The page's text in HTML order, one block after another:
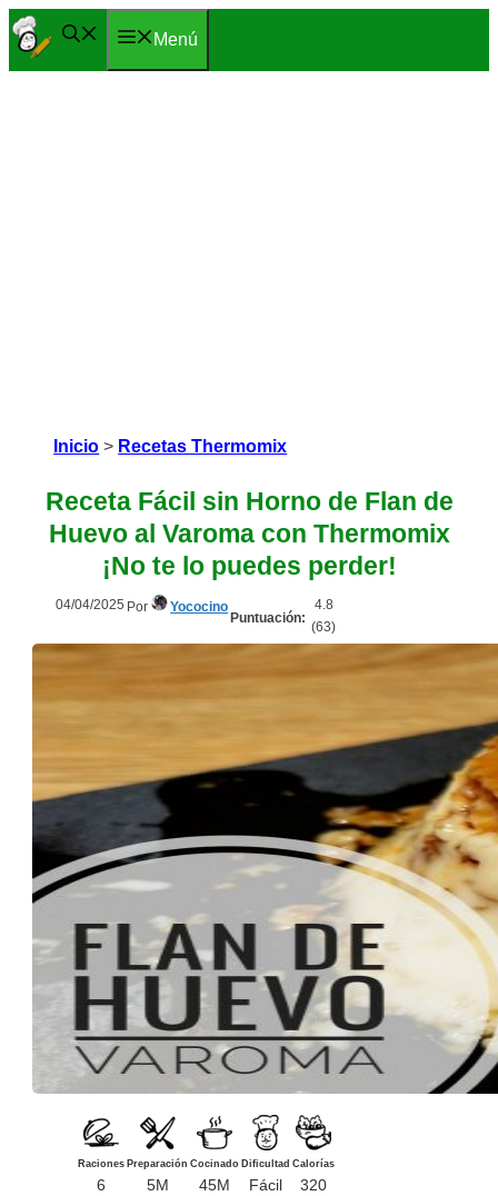
Saltar
al
Menú
Inicio > Recetas Thermomix
Receta Fácil sin Horno de Flan de
Huevo al Varoma con Thermomix
¡No te lo puedes perder!
04/04/2025 Por Yococino
Puntuación:
4.8
(63)
Raciones
6
Preparación
5M
Cocinado
45M
Dificultad
Fácil
Calorías
320